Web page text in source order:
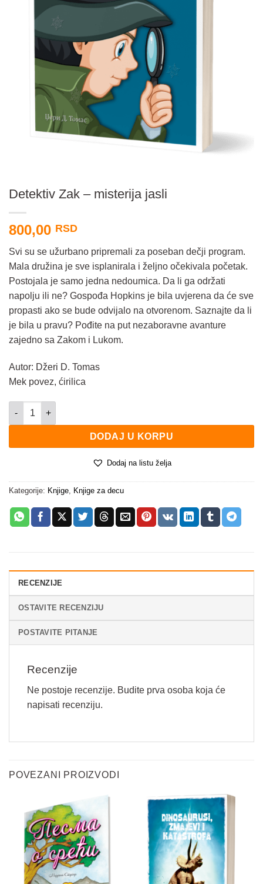
Detektiv Zak – misterija jasli
800,00 RSD
Svi su se užurbano pripremali za poseban dečji program.
Mala družina je sve isplanirala i željno očekivala početak.
Postojala je samo jedna nedoumica. Da li ga održati
napolju ili ne? Gospođa Hopkins je bila uvjerena da će sve
propasti ako se bude odvijalo na otvorenom. Saznajte da li
je bila u pravu? Pođite na put nezaboravne avanture
zajedno sa Zakom i Lukom.
Autor: Džeri D. Tomas
Mek povez, ćirilica
Detektiv Zak - misterija jasli količina
DODAJ U KORPU
Dodaj na listu želja
Kategorije: Knjige Knjige za decu
RECENZIJE
OSTAVITE RECENZIJU
POSTAVITE PITANJE
Recenzije
Ne postoje recenzije. Budite prva osoba koja će
napisati recenziju.
Email*
i
m
e
Pitanje*
POVEZANI PROIZVODI